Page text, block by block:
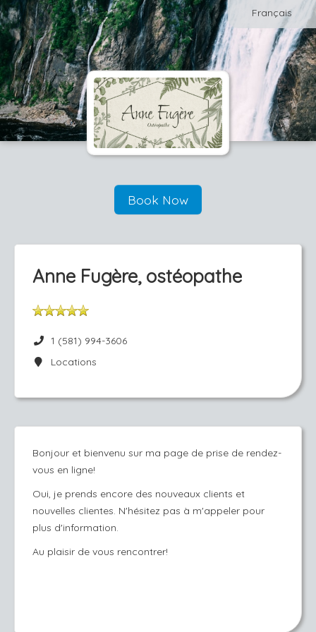
Français
Book Now
Anne Fugère, ostéopathe
1 (581) 994-3606
Locations
Bonjour et bienvenu sur ma page de prise de rendez-
vous en ligne!
Oui, je prends encore des nouveaux clients et
nouvelles clientes. N'hésitez pas à m'appeler pour
plus d'information.
Au plaisir de vous rencontrer!